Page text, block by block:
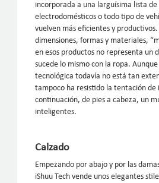
incorporada a una larguísima lista
electrodomésticos o todo tipo de
vuelven más eficientes y productivos.
dimensiones, formas y materiales,
en esos productos no representa un
sucede lo mismo con la ropa.
tecnológica todavía no está tan
tampoco ha resistido la tentación de
continuación, de pies a cabeza, un
inteligentes.
Calzado
Empezando por abajo y por las
iShuu Tech vende unos elegantes